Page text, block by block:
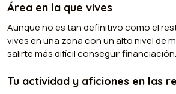
Área en la que vives
Aunque no es tan definitivo como el
vives en una zona con un alto nivel de
salirte más difícil conseguir financiación.
Tu actividad y aficiones en las